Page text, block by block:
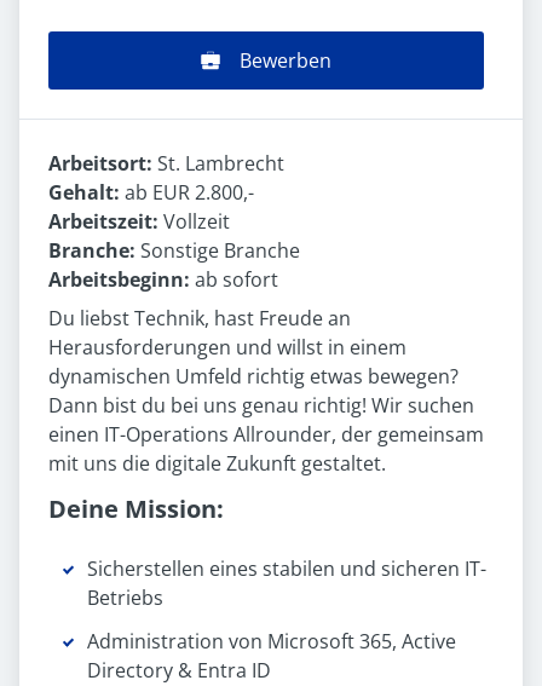
Bewerben
Arbeitsort: St. Lambrecht
Gehalt: ab EUR 2.800,-
Arbeitszeit: Vollzeit
Branche: Sonstige Branche
Arbeitsbeginn: ab sofort
Du liebst Technik, hast Freude an
Herausforderungen und willst in einem
dynamischen Umfeld richtig etwas bewegen?
Dann bist du bei uns genau richtig! Wir suchen
einen IT-Operations Allrounder, der gemeinsam
mit uns die digitale Zukunft gestaltet.
Deine Mission:
Sicherstellen eines stabilen und sicheren IT-
Betriebs
Administration von Microsoft 365, Active
Directory & Entra ID